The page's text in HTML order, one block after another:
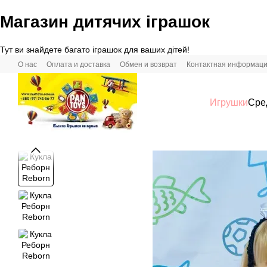
Перейти к основному контенту
Магазин дитячих іграшок
Тут ви знайдете багато іграшок для ваших дітей!
О нас Оплата и доставка Обмен и возврат Контактная
Игрушки